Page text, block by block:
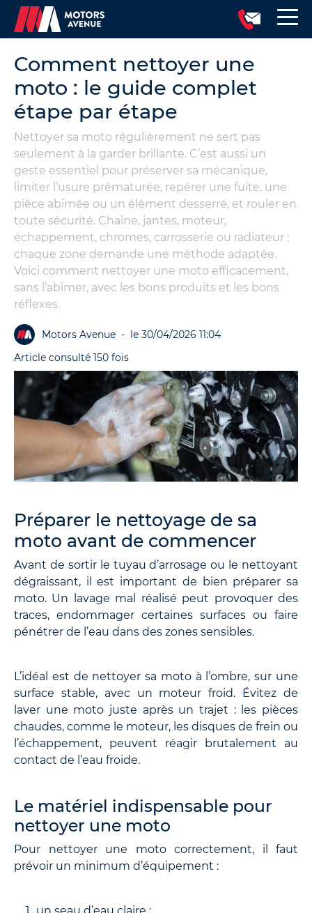
Comment nettoyer une
moto : le guide complet
étape par étape
Nettoyer sa moto régulièrement ne sert pas
seulement à la garder brillante. C’est aussi un
geste essentiel pour préserver sa mécanique,
limiter l’usure prématurée, repérer une fuite, une
pièce abîmée ou un élément desserré, et rouler en
toute sécurité. Chaîne, jantes, moteur,
échappement, chromes, carrosserie ou radiateur :
chaque zone demande une méthode adaptée.
Voici comment nettoyer une moto efficacement,
sans l’abîmer, avec les bons produits et les bons
réflexes.
Motors Avenue - le 30/04/2026 11:04
Article consulté 150 fois
Préparer le nettoyage de sa
moto avant de commencer
Avant de sortir le tuyau d’arrosage ou le nettoyant
dégraissant, il est important de bien préparer sa
moto. Un lavage mal réalisé peut provoquer des
traces, endommager certaines surfaces ou faire
pénétrer de l’eau dans des zones sensibles.
L’idéal est de nettoyer sa moto à l’ombre, sur une
surface stable, avec un moteur froid. Évitez de
laver une moto juste après un trajet : les pièces
chaudes, comme le moteur, les disques de frein ou
l’échappement, peuvent réagir brutalement au
contact de l’eau froide.
Le matériel indispensable pour
nettoyer une moto
Pour nettoyer une moto correctement, il faut
prévoir un minimum d’équipement :